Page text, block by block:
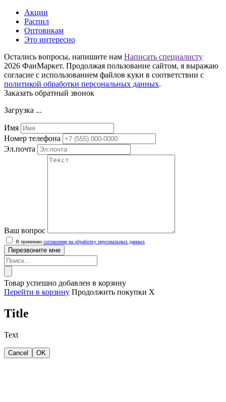
Акции
Распил
Оптовикам
Это интересно
Остались вопросы, напишите нам Написать специалисту
2026 ФанМаркет. Продолжая пользование сайтом, я выражаю
согласие с использованием файлов куки в соответствии с
политикой обработки персональных данных.
Заказать обратный звонок
Загрузка ...
Имя
Номер телефона
Эл.почта
Ваш вопрос
Я принимаю соглашение на обработку персональных данных
Товар успешно добавлен в корзину
Перейти в корзину Продолжить покупки X
Title
Text
Cancel OK